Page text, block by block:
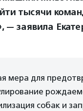
тысячи
— заявила
мера для
собак и